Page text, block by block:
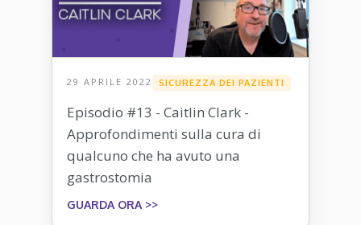
29 APRILE 2022 SICUREZZA DEI PAZIENTI
Episodio #13 - Caitlin Clark -
Approfondimenti sulla cura di
qualcuno che ha avuto una
gastrostomia
GUARDA ORA >>